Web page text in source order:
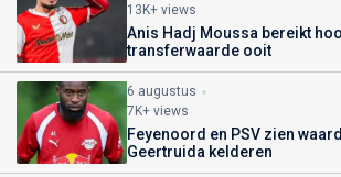
13K+ views
Anis Hadj Moussa bereikt
transferwaarde ooit
6 augustus
7K+ views
Feyenoord en PSV zien
Geertruida kelderen